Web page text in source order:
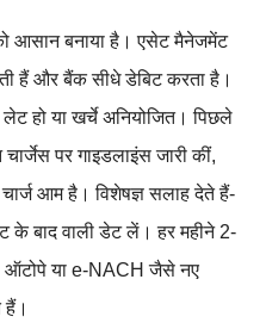
आसान बनाया है। एसेट मैनेजमेंट
हैं और बैंक सीधे डेबिट करता है।
हो या खर्चे अनियोजित। पिछले
पर गाइडलाइंस जारी कीं,
आम है। विशेषज्ञ सलाह देते हैं-
के बाद वाली डेट लें। हर महीने 2-
या e-NACH जैसे नए
हैं।